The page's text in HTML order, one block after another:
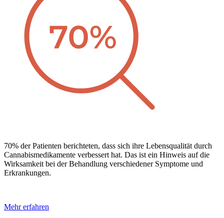
70% der Patienten berichteten, dass sich ihre Lebensqualität durch
Cannabismedikamente verbessert hat. Das ist ein Hinweis auf die
Wirksamkeit bei der Behandlung verschiedener Symptome und
Erkrankungen.
Mehr erfahren